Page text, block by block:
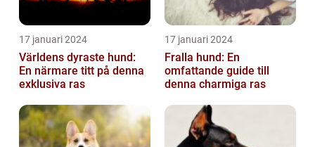
17 januari 2024
Världens dyraste hund:
En närmare titt på denna
exklusiva ras
17 januari 2024
Fralla hund: En
omfattande guide till
denna charmiga ras